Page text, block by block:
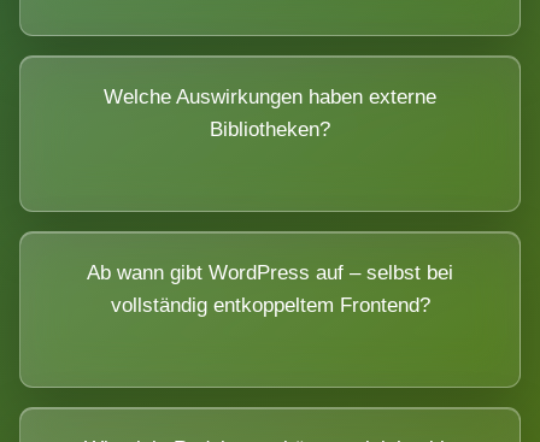
Welche Auswirkungen haben externe
Bibliotheken?
Ab wann gibt WordPress auf – selbst bei
vollständig entkoppeltem Frontend?